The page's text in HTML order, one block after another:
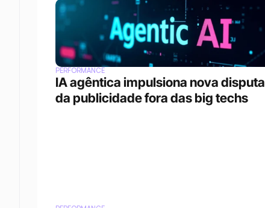
PERFORMANCE
IA agêntica impulsiona nova disputa
da publicidade fora das big techs